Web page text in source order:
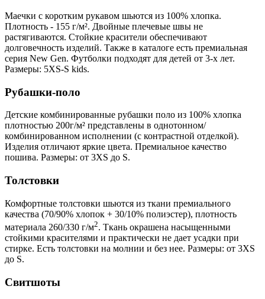
Маечки с коротким рукавом шьются из 100% хлопка.
Плотность - 155 г/м². Двойные плечевые швы не
растягиваются. Стойкие красители обеспечивают
долговечность изделий. Также в каталоге есть премиальная
серия New Gen. Футболки подходят для детей от 3-х лет.
Размеры: 5XS-S kids.
Рубашки-поло
Детские комбинированные рубашки поло из 100% хлопка
плотностью 200г/м² представлены в однотонном/
комбинированном исполнении (с контрастной отделкой).
Изделия отличают яркие цвета. Премиальное качество
пошива. Размеры: от 3XS до S.
Толстовки
Комфортные толстовки шьются из ткани премиального
качества (70/90% хлопок + 30/10% полиэстер), плотность
материала 260/330 г/м2. Ткань окрашена насыщенными
стойкими красителями и практически не дает усадки при
стирке. Есть толстовки на молнии и без нее. Размеры: от 3XS
до S.
Свитшоты